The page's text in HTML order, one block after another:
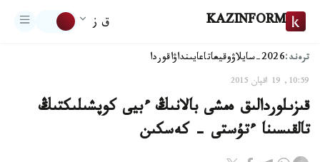
KAZINFORM ق ز
ترەند:2026-سايلاۋ وقيعاتاعايىنداۋاقوردا
10:59, 19 اقپان 2015
قىزىلوردالىق ەمشى بالانىڭ ءبيى كوپشىلىكتىڭ
تالقىسىنا ءتۇستى - كەسكىن